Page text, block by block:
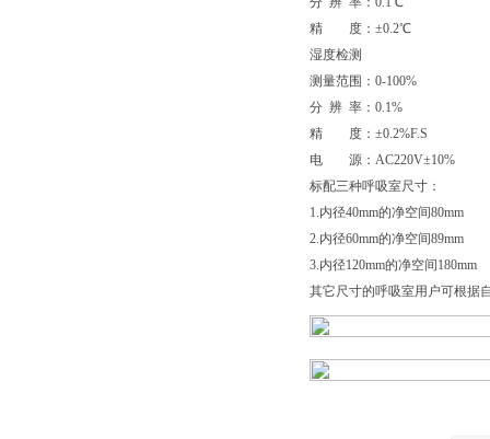
精 度：±0.2℃
湿度检测
测量范围：0-100%
分 辨 率：0.1%
精 度：±0.2%F.S
电 源：AC220V±10%
标配三种呼吸室尺寸：
1.内径40mm的净空间80mm
2.内径60mm的净空间89mm
3.内径120mm的净空间
其它尺寸的呼吸室用户可根据